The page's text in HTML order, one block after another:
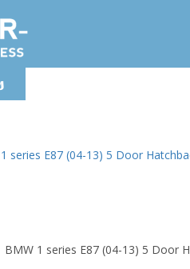
Hétfő-Péntek
series E87 (04-13) 5 Door
BMW 1 series E87 (04-13) 5 Door